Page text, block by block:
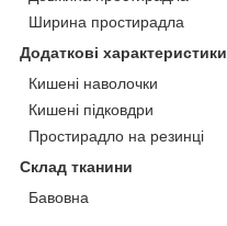
Ширина простирадла
Додаткові характеристики
Кишені наволочки
Кишені підковдри
Простирадло на резинці
Склад тканини
Бавовна